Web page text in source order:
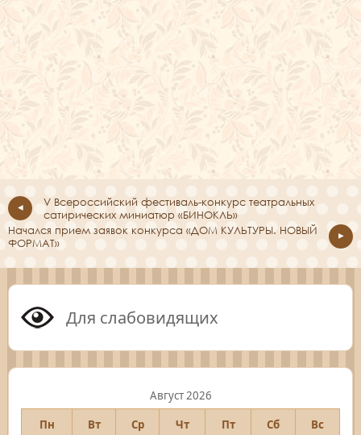
V Всероссийский фестиваль-конкурс театральных
сатирических миниатюр «БИНОКЛЬ»
Начался прием заявок конкурса «ДОМ КУЛЬТУРЫ. НОВЫЙ
ФОРМАТ»
Для слабовидящих
Август 2026
Пн
Вт Ср Чт Пт Сб Вс